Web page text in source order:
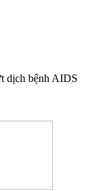
dịch bệnh AIDS